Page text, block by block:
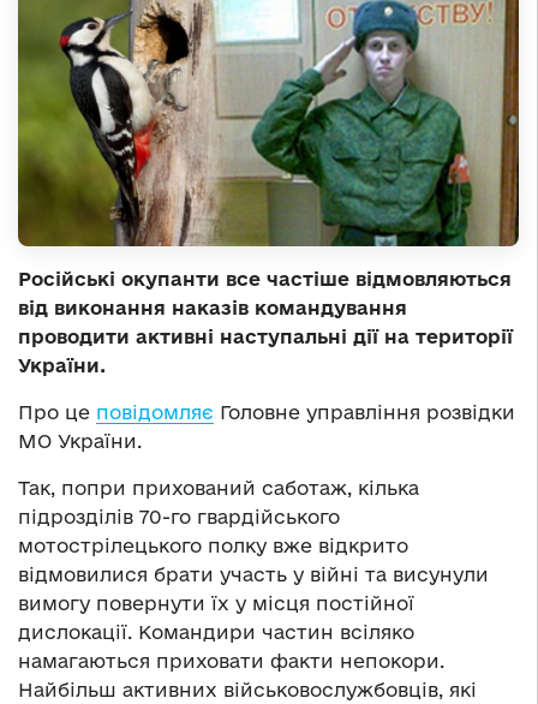
Російські окупанти все частіше відмовляються
від виконання наказів командування
проводити активні наступальні дії на території
України.
Про це повідомляє Головне управління розвідки
МО України.
Так, попри прихований саботаж, кілька
підрозділів 70-го гвардійського
мотострілецького полку вже відкрито
відмовилися брати участь у війні та висунули
вимогу повернути їх у місця постійної
дислокації. Командири частин всіляко
намагаються приховати факти непокори.
Найбільш активних військовослужбовців, які